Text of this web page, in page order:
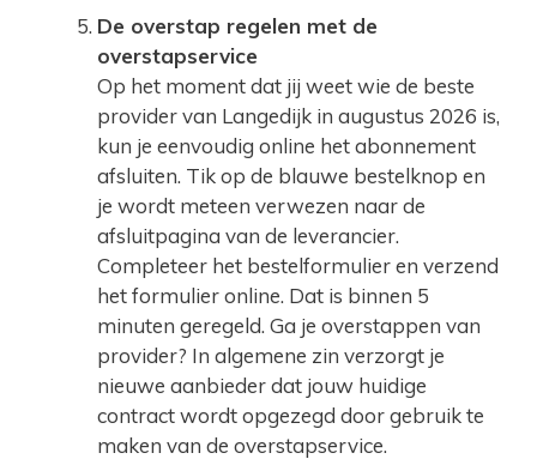
De overstap regelen met de
overstapservice
Op het moment dat jij weet wie de beste
provider van Langedijk in augustus 2026 is,
kun je eenvoudig online het abonnement
afsluiten. Tik op de blauwe bestelknop en
je wordt meteen verwezen naar de
afsluitpagina van de leverancier.
Completeer het bestelformulier en verzend
het formulier online. Dat is binnen 5
minuten geregeld. Ga je overstappen van
provider? In algemene zin verzorgt je
nieuwe aanbieder dat jouw huidige
contract wordt opgezegd door gebruik te
maken van de overstapservice.